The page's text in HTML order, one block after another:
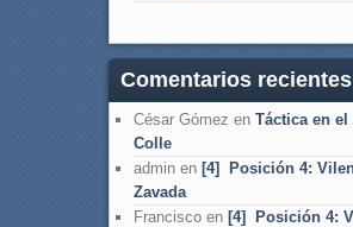
Comentarios recientes
César Gómez en Táctica en el
Colle
adminen [4] Posición 4:
Zavada
Franciscoen [4] Posición 4: